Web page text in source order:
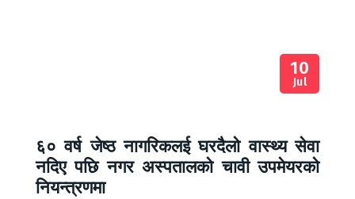
10
Jul
६० वर्ष जेष्ठ नागरिकलई घरदैलो वास्थ्य सेवा
नदिए पछि नगर अस्पतालको चावी उपमेयरको
नियन्त्रणमा